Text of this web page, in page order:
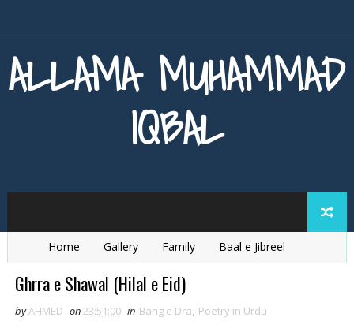
ALLAMA MUHAMMAD
IQBAL
Home Gallery Family
Baal e Jibreel
Zarb e Kaleem
Armaghan e Hijaz
Ghrra e Shawal (Hilal e Eid)
byAHMED on23:51:00 in Bang e Dra, Poetry in Urdu